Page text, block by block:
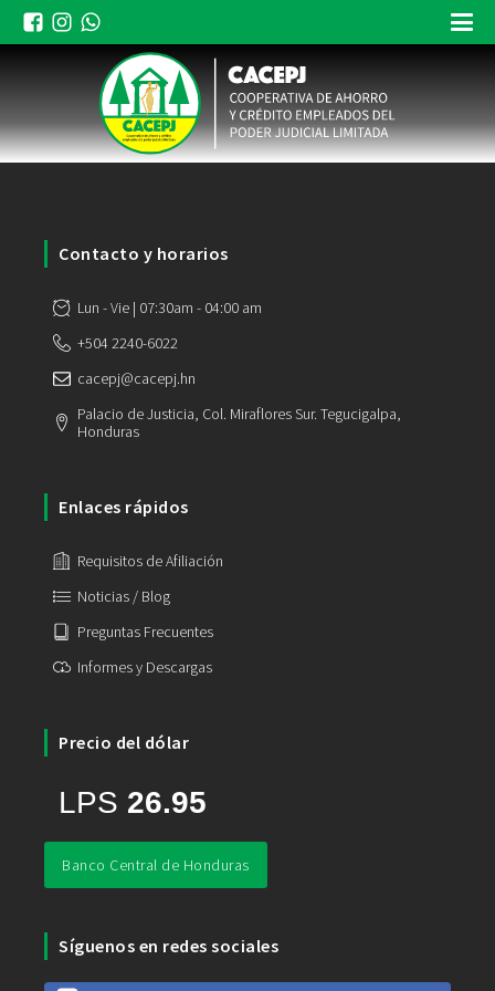
Contacto y horarios
Lun - Vie | 07:30am - 04:00 am
+504 2240-6022
cacepj@cacepj.hn
Palacio de Justicia, Col. Miraflores Sur. Tegucigalpa,
Honduras
Enlaces rápidos
Requisitos de Afiliación
Noticias / Blog
Preguntas Frecuentes
Informes y Descargas
Precio del dólar
Banco Central de Honduras
Síguenos en redes sociales